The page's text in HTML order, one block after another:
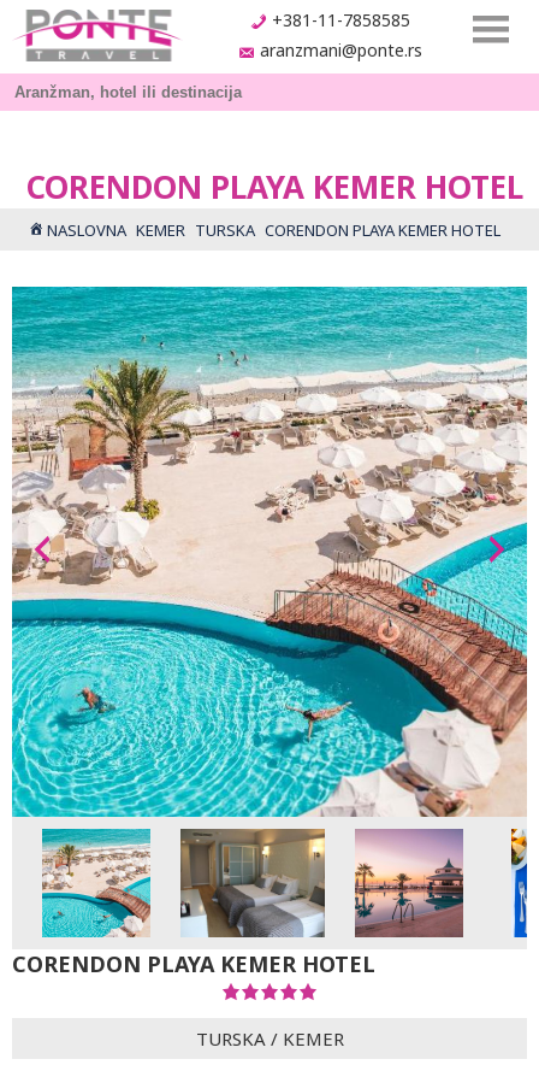
+381-11-7858585
aranzmani@ponte.rs
CORENDON PLAYA KEMER HOTEL
NASLOVNA KEMER TURSKA CORENDON PLAYA KEMER HOTEL
CORENDON PLAYA KEMER HOTEL
TURSKA / KEMER